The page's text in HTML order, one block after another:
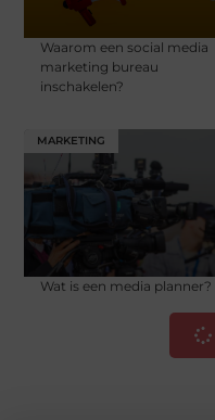
Waarom een social media
marketing bureau
inschakelen?
MARKETING
Wat is een media planner?